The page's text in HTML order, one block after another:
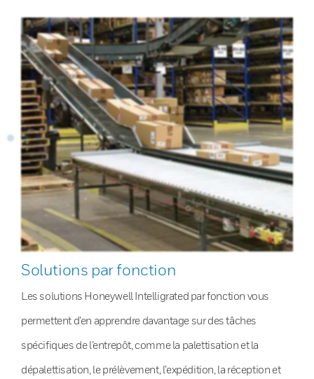
Solutions par fonction
Les solutions Honeywell Intelligrated par fonction vous
permettent d’en apprendre davantage sur des tâches
spécifiques de l’entrepôt, comme la palettisation et la
dépalettisation, le prélèvement, l’expédition, la réception et